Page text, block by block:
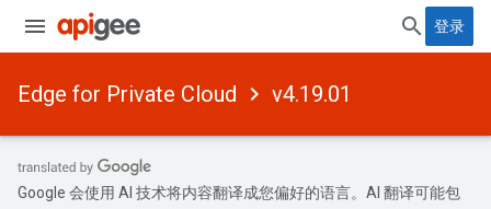
登录
Edge for Private Cloud v4.19.01
Google 会使用 AI 技术将内容翻译成您偏好的语言。AI 翻译可能包